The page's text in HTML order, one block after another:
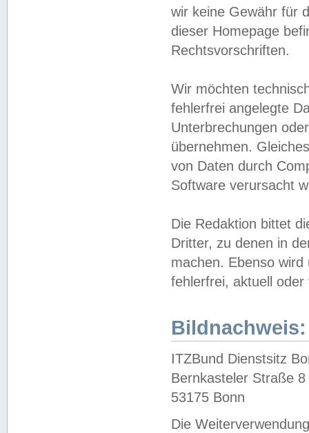
wir keine Gewähr für
dieser Homepage
Rechtsvorschriften.
Wir möchten
fehlerfrei angelegte
Unterbrechungen
übernehmen.
von Daten durch
Software verursacht
Die Redaktion bittet
Dritter, zu denen in
machen. Ebenso
fehlerfrei, aktuell oder
Bildnachweis:
ITZBund Dienstsitz
Bernkasteler Straße 8
53175 Bonn
Die